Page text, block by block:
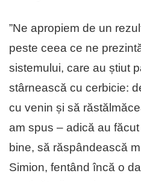
”Ne apropiem de un
peste ceea ce ne
sistemului, care au știut
stârnească cu cerbicie:
cu venin și să
am spus – adică au
bine, să răspândească
Simion, fentând încă o